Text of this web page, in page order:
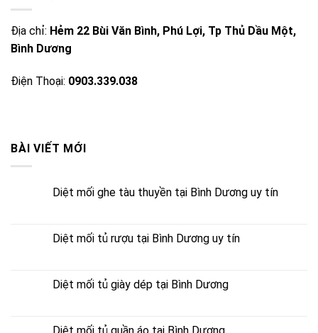
Địa chỉ: Hẻm 22 Bùi Văn Bình, Phú Lợi, Tp Thủ Dầu Một,
Bình Dương
Điện Thoại: 0903.339.038
BÀI VIẾT MỚI
Diệt mối ghe tàu thuyền tại Bình Dương uy tín
Diệt mối tủ rượu tại Bình Dương uy tín
Diệt mối tủ giày dép tại Bình Dương
Diệt mối tủ quần áo tại Bình Dương